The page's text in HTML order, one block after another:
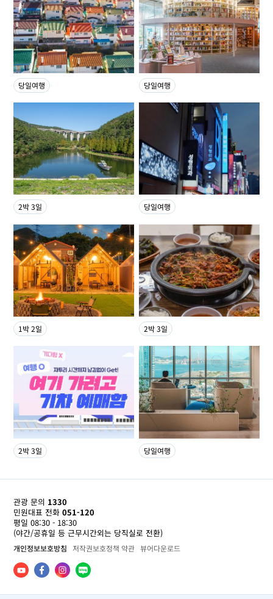
당일여행 당일여행
2박 3일 당일여행
1박 2일 2박 3일
2박 3일 당일여행
관광 문의 1330
민원대표 전화 051-120
평일 08:30 - 18:30
(야간/공휴일 등 근무시간외는 당직실로 전환)
개인정보보호방침 저작권보호정책 약관 뷰어다운로드